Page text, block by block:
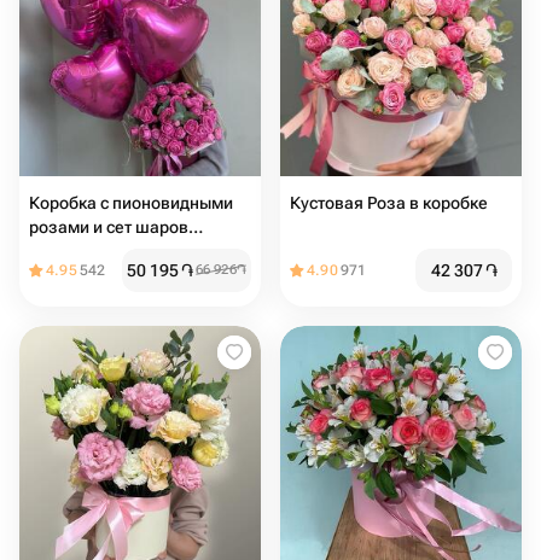
Коробка с пионовидными
розами и сет шаров
4.95542 50 195֏66 926֏
Кустовая Роза в коробке
4.90971 42 307֏